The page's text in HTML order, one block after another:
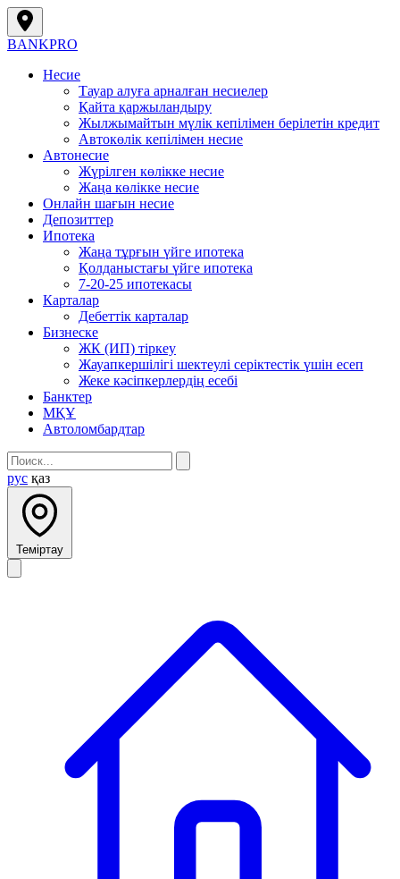
BANKPRO
Несие
Тауар алуға арналған несиелер
Қайта қаржыландыру
Жылжымайтын мүлік кепілімен берілетін кредит
Автокөлік кепілімен несие
Автонесие
Жүрілген көлікке несие
Жаңа көлікке несие
Онлайн шағын несие
Депозиттер
Ипотека
Жаңа тұрғын үйге ипотека
Қолданыстағы үйге ипотека
7-20-25 ипотекасы
Карталар
Дебеттік карталар
Бизнеске
ЖК (ИП) тіркеу
Жауапкершілігі шектеулі серіктестік үшін есеп
Жеке кәсіпкерлердің есебі
Банктер
МҚҰ
Автоломбардтар
рус қаз
Теміртау